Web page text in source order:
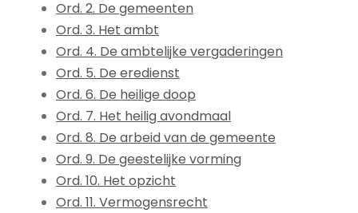
Ord. 2. De gemeenten
Ord. 3. Het ambt
Ord. 4. De ambtelijke vergaderingen
Ord. 5. De eredienst
Ord. 6. De heilige doop
Ord. 7. Het heilig avondmaal
Ord. 8. De arbeid van de gemeente
Ord. 9. De geestelijke vorming
Ord. 10. Het opzicht
Ord. 11. Vermogensrecht